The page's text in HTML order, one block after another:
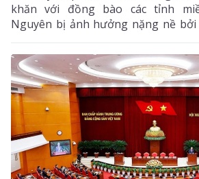
khăn với đồng bào các tỉnh
Nguyên bị ảnh hưởng nặng nề bởi
lũ kéo dài.